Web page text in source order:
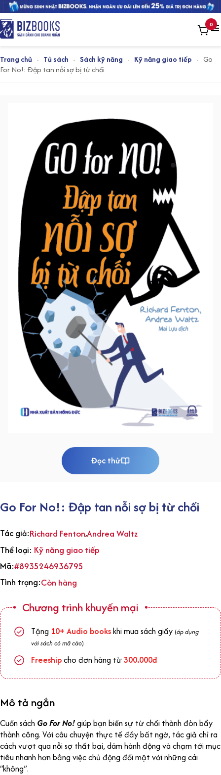
0
Trang chủ - Tủ sách - Sách kỹ năng - Kỹ năng giao tiếp - Go
For No!: Đập tan nỗi sợ bị từ chối
Đọc thử
Go For No!: Đập tan nỗi sợ bị từ chối
Tác giả:Richard Fenton,Andrea Waltz
Thể loại: Kỹ năng giao tiếp
Mã:#8935246936795
Tình trạng:Còn hàng
Chương trình khuyến mại
Tặng 10+ Audio bookskhi mua sách giấy (áp dụng
với sách có mã cào)
Freeshipcho đơn hàng từ300.000đ
Mô tả ngắn
Cuốn sách Go For No!giúp bạn biến sự từ chối thành đòn bẩy
thành công. Với câu chuyện thực tế đầy bất ngờ, tác giả chỉ ra
cách vượt qua nỗi sợ thất bại, dám hành động và chạm tới mục
tiêu nhanh hơn bằng việc chủ động đối mặt với những cái
“không”.